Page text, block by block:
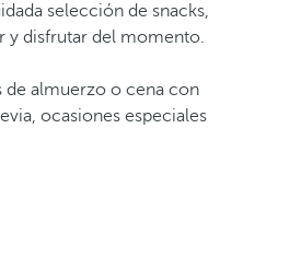
selección de snacks,
y disfrutar del momento.
de almuerzo o cena con
ocasiones especiales